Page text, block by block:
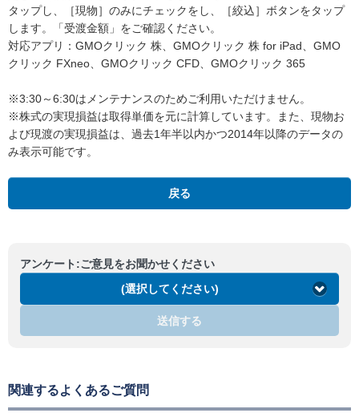
タップし、［現物］のみにチェックをし、［絞込］ボタンをタップ
します。「受渡金額」をご確認ください。
対応アプリ：GMOクリック 株、GMOクリック 株 for iPad、GMO
クリック FXneo、GMOクリック CFD、GMOクリック 365
※3:30～6:30はメンテナンスのためご利用いただけません。
※株式の実現損益は取得単価を元に計算しています。また、現物お
よび現渡の実現損益は、過去1年半以内かつ2014年以降のデータの
み表示可能です。
戻る
アンケート:ご意見をお聞かせください
(選択してください)
送信する
関連するよくあるご質問